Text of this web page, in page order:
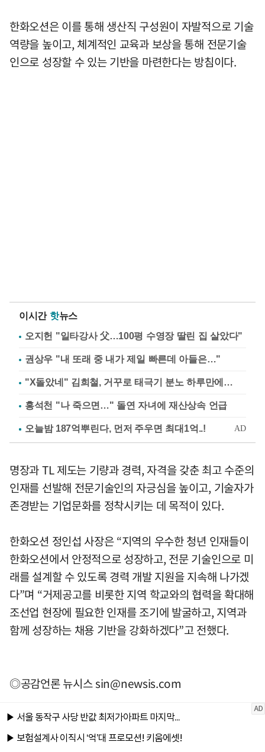
한화오션은 이를 통해 생산직 구성원이 자발적으로 기술
역량을 높이고, 체계적인 교육과 보상을 통해 전문기술
인으로 성장할 수 있는 기반을 마련한다는 방침이다.
이시간 핫뉴스
오지헌 "일타강사 父…100평 수영장 딸린 집 살았다"
권상우 "내 또래 중 내가 제일 빠른데 아들은…"
"X돌았네" 김희철, 거꾸로 태극기 분노 하루만에…
홍석천 "나 죽으면…" 돌연 자녀에 재산상속 언급
명장과 TL 제도는 기량과 경력, 자격을 갖춘 최고 수준의
인재를 선발해 전문기술인의 자긍심을 높이고, 기술자가
존경받는 기업문화를 정착시키는 데 목적이 있다.
한화오션 정인섭 사장은 “지역의 우수한 청년 인재들이
한화오션에서 안정적으로 성장하고, 전문 기술인으로 미
래를 설계할 수 있도록 경력 개발 지원을 지속해 나가겠
다”며 “거제공고를 비롯한 지역 학교와의 협력을 확대해
조선업 현장에 필요한 인재를 조기에 발굴하고, 지역과
함께 성장하는 채용 기반을 강화하겠다”고 전했다.
◎공감언론 뉴시스sin@newsis.com